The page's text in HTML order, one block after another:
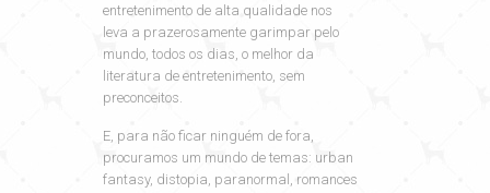
entretenimento de alta qualidade nos
leva a prazerosamente garimpar pelo
mundo, todos os dias, o melhor da
literatura de entretenimento, sem
preconceitos.
E, para não ficar ninguém de fora,
procuramos um mundo de temas: urban
fantasy, distopia, paranormal, romances